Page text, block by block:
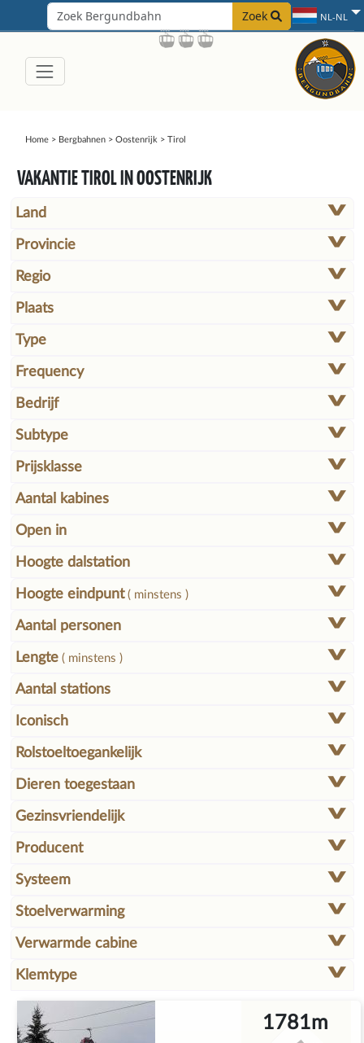
Zoek NL-NL
Home> Bergbahnen> Oostenrijk > Tirol
VAKANTIE TIROL IN OOSTENRIJK
Land
Provincie
Regio
Plaats
Type
Frequency
Bedrijf
Subtype
Prijsklasse
Aantal kabines
Open in
Hoogte dalstation
Hoogte eindpunt( minstens )
Aantal personen
Lengte( minstens )
Aantal stations
Iconisch
Rolstoeltoegankelijk
Dieren toegestaan
Gezinsvriendelijk
Producent
Systeem
Stoelverwarming
Verwarmde cabine
Klemtype
1781m